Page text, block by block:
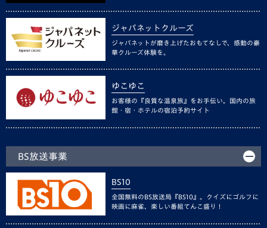
ジャパネットクルーズ
ジャパネットが磨き上げたおもてなしで、感動の豪
華クルーズ体験を。
ゆこゆこ
お客様の『良質な温泉旅』をお手伝い。国内の旅
館・宿・ホテルの宿泊予約サイト
BS放送事業
BS10
全国無料のBS放送局『BS10』。クイズにゴルフに
映画に麻雀、楽しい番組てんこ盛り！